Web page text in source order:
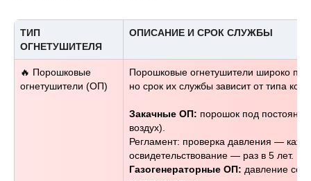
ТИП
ОГНЕТУШИТЕЛЯ
ОПИСАНИЕ И СРОК СЛУЖБЫ
🔥 Порошковые
огнетушители (ОП)
Порошковые огнетушители широко
но срок их службы зависит от типа
Закачные ОП: порошок под
воздух).
Регламент: проверка давления —
освидетельствование — раз в 5 лет.
Газогенераторные ОП: давление